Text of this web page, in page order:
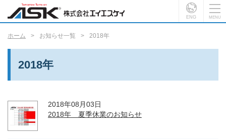
ENG
ホーム お知らせ一覧 2018年
2018年
2018年08月03日
2018年 夏季休業のお知らせ